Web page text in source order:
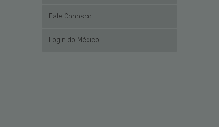
Fale Conosco
Login do Médico